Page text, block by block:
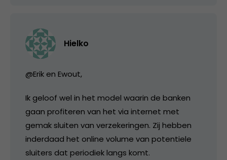
Hielko
@Erik en Ewout,
Ik geloof wel in het model waarin de banken
gaan profiteren van het via internet met
gemak sluiten van verzekeringen. Zij hebben
inderdaad het online volume van potentiele
sluiters dat periodiek langs komt.